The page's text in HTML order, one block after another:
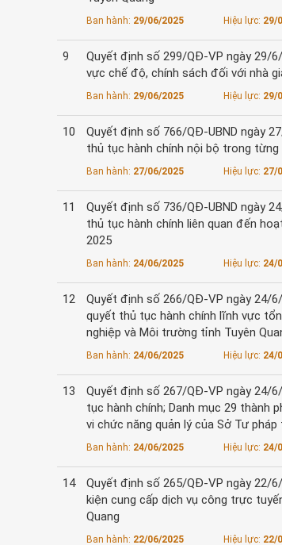
Ban hành: 29/06/2025 Hiệu lực: 29/
9
Quyết định số 299/QĐ-VP ngày 29/
vực chế độ, chính sách đối với nhà
Ban hành: 29/06/2025 Hiệu lực: 29/
10
Quyết định số 766/QĐ-UBND ngày
thủ tục hành chính nội bộ trong
Ban hành: 27/06/2025 Hiệu lực: 27/
11
Quyết định số 736/QĐ-UBND ngày
thủ tục hành chính liên quan đến
2025
Ban hành: 24/06/2025 Hiệu lực: 24/
12
Quyết định số 266/QĐ-VP ngày 24/
quyết thủ tục hành chính lĩnh vực
nghiệp và Môi trường tỉnh Tuyên
Ban hành: 24/06/2025 Hiệu lực: 24/
13
Quyết định số 267/QĐ-VP ngày 24/
tục hành chính; Danh mục 29 thành
vi chức năng quản lý của Sở Tư pháp
Ban hành: 24/06/2025 Hiệu lực: 24/
14
Quyết định số 265/QĐ-VP ngày 22/
kiện cung cấp dịch vụ công trực
Quang
Ban hành: 22/06/2025 Hiệu lực: 22/